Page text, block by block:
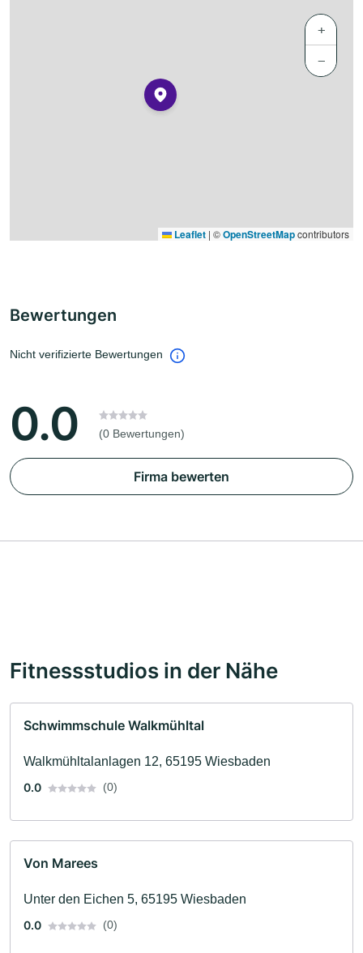
+
−
Leaflet | ©OpenStreetMapcontributors
Bewertungen
Nicht verifizierte Bewertungen
0.0 (0 Bewertungen)
Firma bewerten
Fitnessstudios in der Nähe
Schwimmschule Walkmühltal
Walkmühltalanlagen 12, 65195 Wiesbaden
0.0
(0)
Von Marees
Unter den Eichen 5, 65195 Wiesbaden
0.0
(0)